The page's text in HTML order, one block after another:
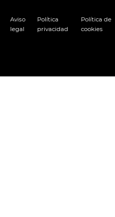
Aviso
legal
Política
privacidad
Política de
cookies